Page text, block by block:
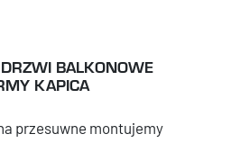
BALKONOWE
KAPICA
przesuwne montujemy